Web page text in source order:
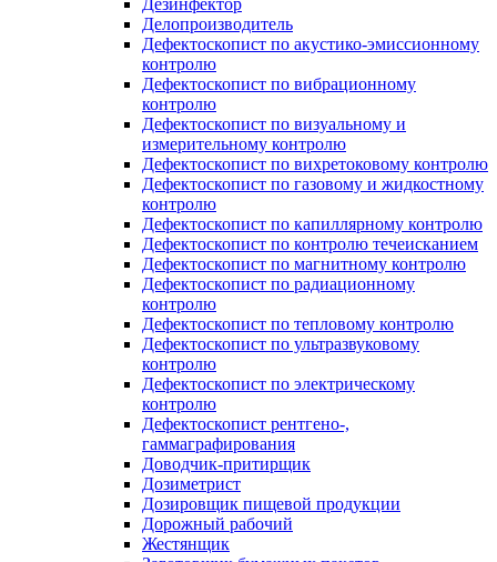
Дезинфектор
Делопроизводитель
Дефектоскопист по акустико-эмиссионному
контролю
Дефектоскопист по вибрационному
контролю
Дефектоскопист по визуальному и
измерительному контролю
Дефектоскопист по вихретоковому контролю
Дефектоскопист по газовому и жидкостному
контролю
Дефектоскопист по капиллярному контролю
Дефектоскопист по контролю течеисканием
Дефектоскопист по магнитному контролю
Дефектоскопист по радиационному
контролю
Дефектоскопист по тепловому контролю
Дефектоскопист по ультразвуковому
контролю
Дефектоскопист по электрическому
контролю
Дефектоскопист рентгено-,
гаммаграфирования
Доводчик-притирщик
Дозиметрист
Дозировщик пищевой продукции
Дорожный рабочий
Жестянщик